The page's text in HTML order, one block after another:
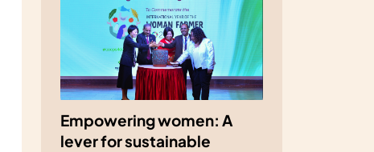
Empowering women: A
lever for sustainable